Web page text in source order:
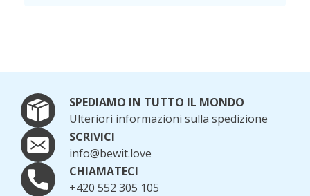
SPEDIAMO IN TUTTO IL MONDO
Ulteriori informazioni sulla spedizione
SCRIVICI
info@bewit.love
CHIAMATECI
+420 552 305 105